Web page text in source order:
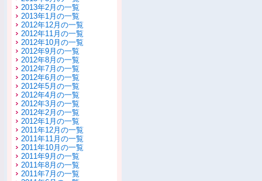
2013年2月の一覧
2013年1月の一覧
2012年12月の一覧
2012年11月の一覧
2012年10月の一覧
2012年9月の一覧
2012年8月の一覧
2012年7月の一覧
2012年6月の一覧
2012年5月の一覧
2012年4月の一覧
2012年3月の一覧
2012年2月の一覧
2012年1月の一覧
2011年12月の一覧
2011年11月の一覧
2011年10月の一覧
2011年9月の一覧
2011年8月の一覧
2011年7月の一覧